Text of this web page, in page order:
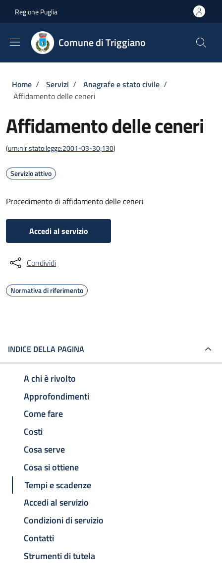
Regione Puglia
Comune di Triggiano
Briciole di pane
Home / Servizi / Anagrafe e stato civile /
Affidamento delle ceneri
Affidamento delle ceneri
(urn:nir:stato:legge:2001-03-30;130)
Servizio attivo
Procedimento di affidamento delle ceneri
Accedi al servizio
Condividi
Normativa di riferimento
INDICE DELLA PAGINA
A chi è rivolto
Approfondimenti
Come fare
Costi
Cosa serve
Cosa si ottiene
Tempi e scadenze
Accedi al servizio
Condizioni di servizio
Contatti
Strumenti di tutela